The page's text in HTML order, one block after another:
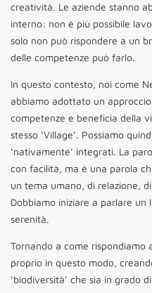
creatività. Le aziende stanno
interno: non è più possibile
solo non può rispondere a un
delle competenze può farlo.
In questo contesto, noi come
abbiamo adottato un
competenze e beneficia della
stesso ‘Village’. Possiamo
‘nativamente’ integrati. La
con facilità, ma è una parola
un tema umano, di relazione,
Dobbiamo iniziare a parlare
serenità.
Tornando a come rispondiamo
proprio in questo modo,
‘biodiversità’ che sia in grado